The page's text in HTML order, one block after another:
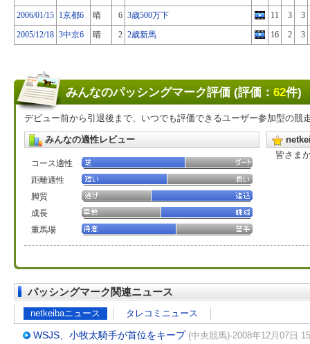
2006/01/15 1京都6 晴 6 3歳500万下 11 3
3
2005/12/18 3中京6 晴 2 2歳新馬 16 2 3
みんなのパッシングマーク評価 (評価： 62件)
デビュー前から引退後まで、いつでも評価できるユーザー参加型の競
みんなの適性レビュー
コース適性
距離適性
脚質
成長
重馬場
皆さま
パッシングマーク関連ニュース
netkeibaニュース タレコミニュース
WSJS、小牧太騎手が首位をキープ (中央競馬)-2008年12月07日